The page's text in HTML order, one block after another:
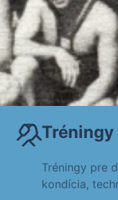
Tréningy
Tréningy pre
kondícia,